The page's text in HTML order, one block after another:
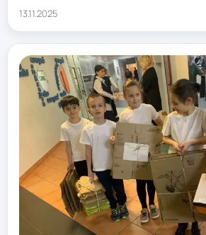
13.11.2025